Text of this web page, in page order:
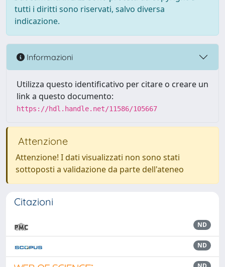
tutti i diritti sono riservati, salvo diversa
indicazione.
Informazioni
Utilizza questo identificativo per citare o creare un
link a questo documento:
https://hdl.handle.net/11586/105667
Attenzione
Attenzione! I dati visualizzati non sono stati
sottoposti a validazione da parte dell'ateneo
Citazioni
ND
ND